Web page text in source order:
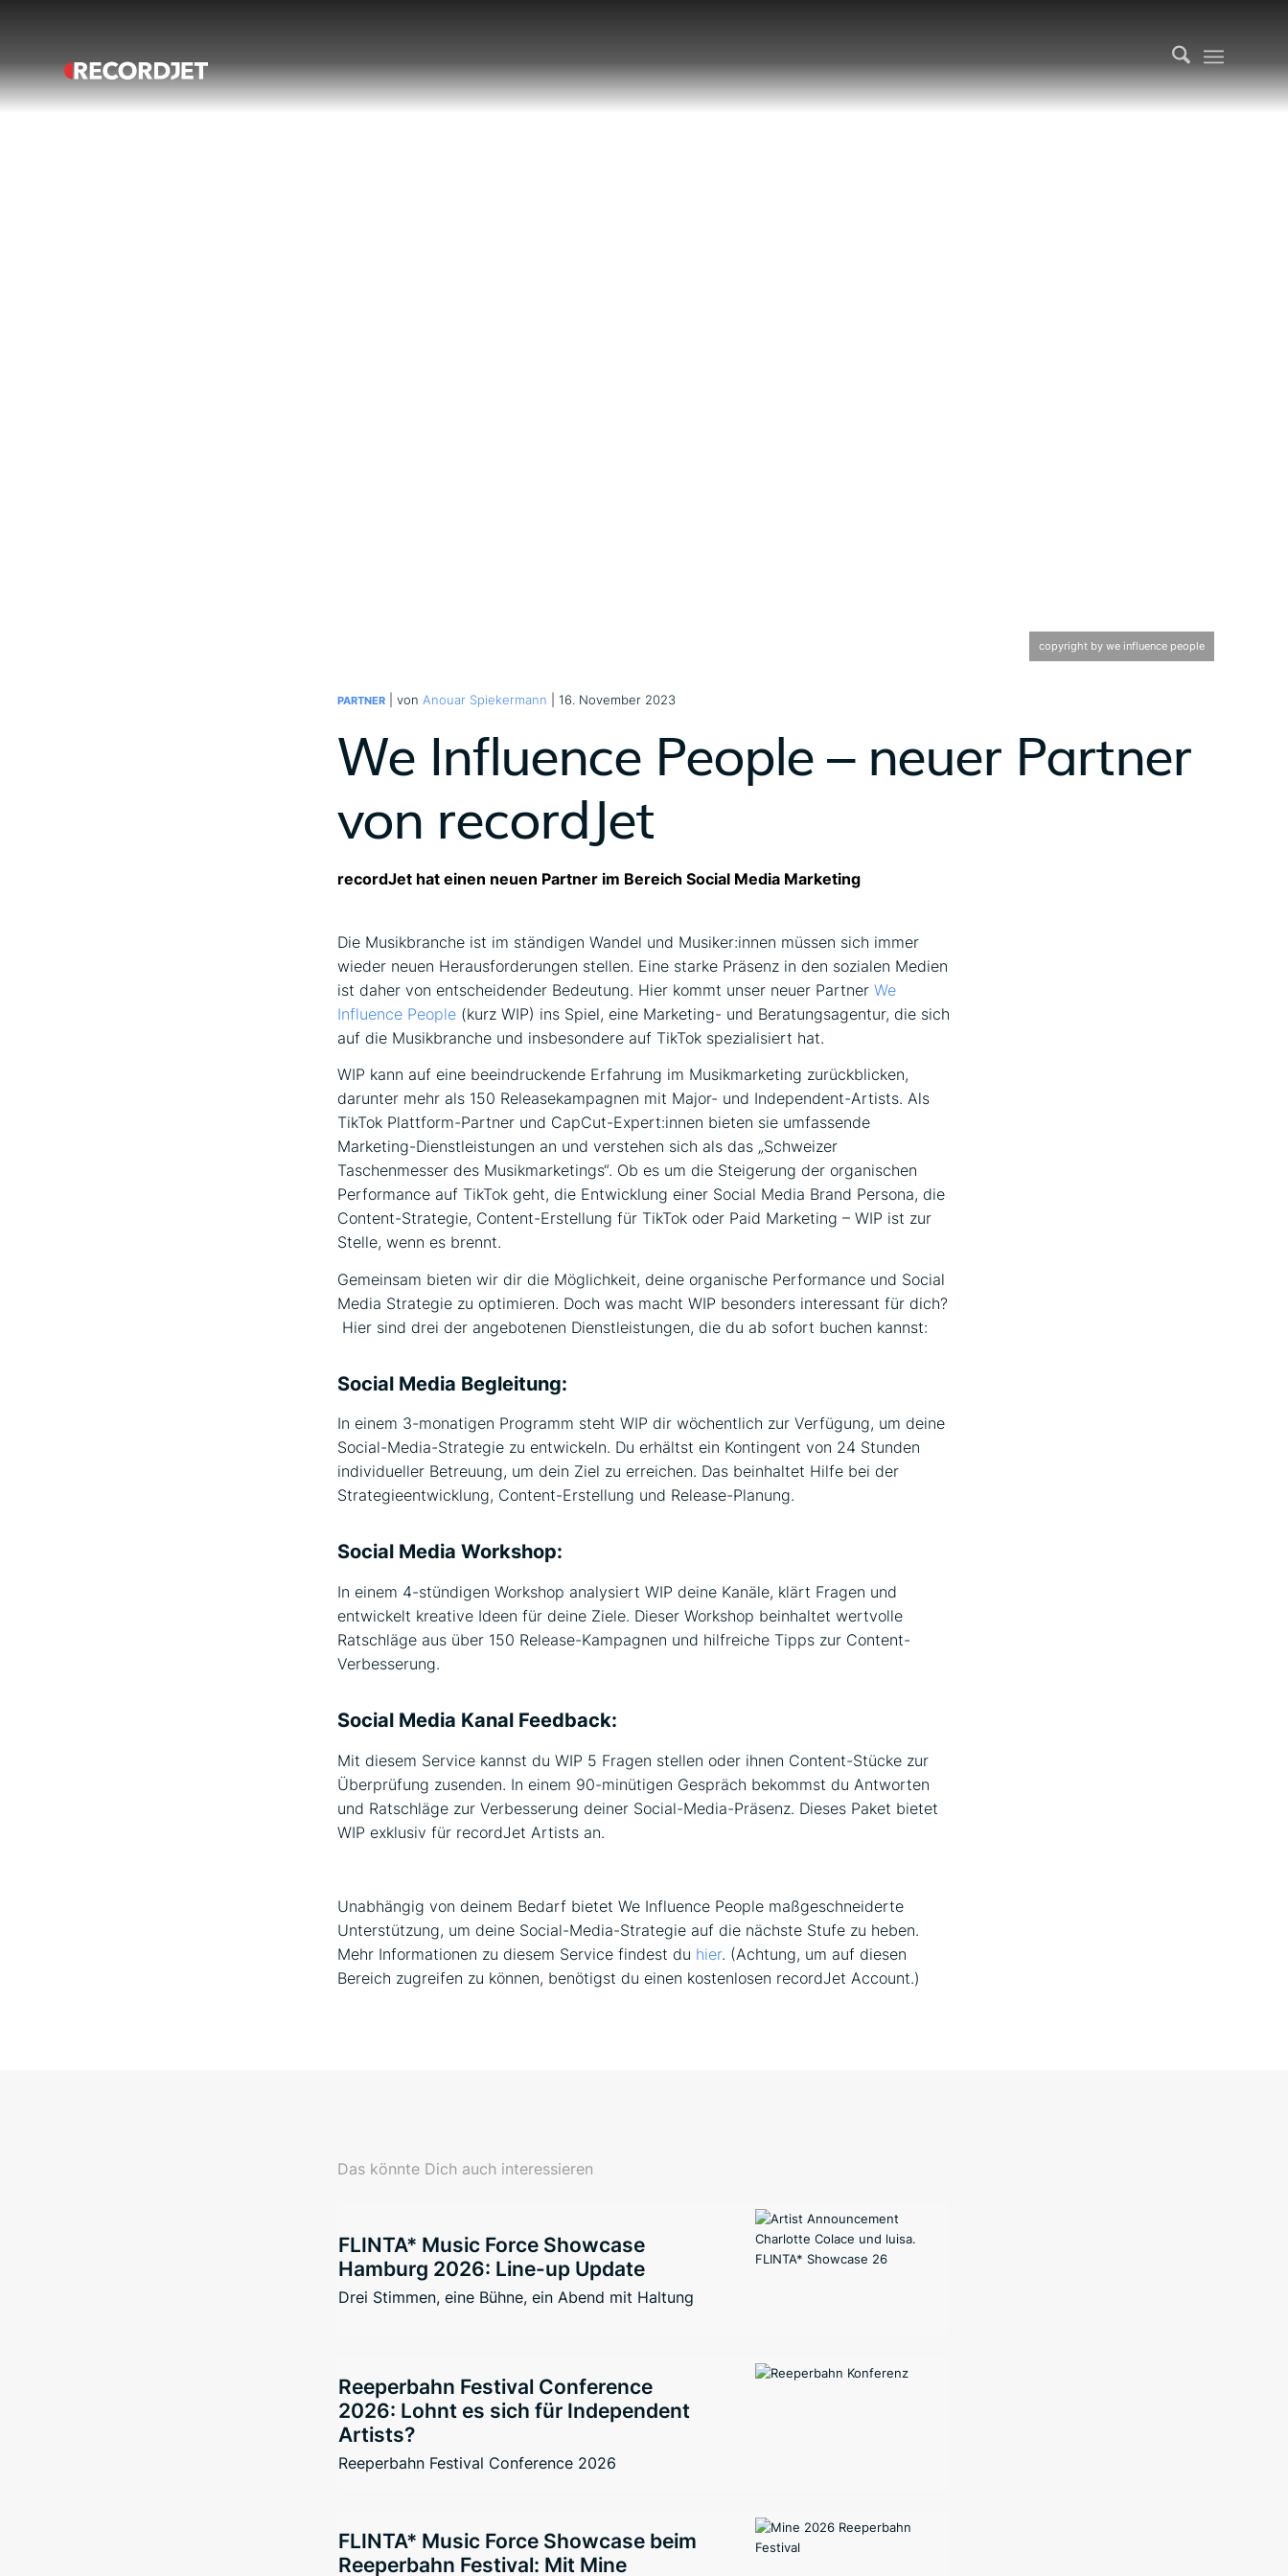
copyright by we influence people
PARTNER | von Anouar Spiekermann | 16. November 2023
We Influence People – neuer Partner
von recordJet
recordJet hat einen neuen Partner im Bereich Social Media Marketing
Die Musikbranche ist im ständigen Wandel und Musiker:innen müssen sich immer
wieder neuen Herausforderungen stellen. Eine starke Präsenz in den sozialen Medien
ist daher von entscheidender Bedeutung. Hier kommt unser neuer Partner We
Influence People (kurz WIP) ins Spiel, eine Marketing- und Beratungsagentur, die sich
auf die Musikbranche und insbesondere auf TikTok spezialisiert hat.
WIP kann auf eine beeindruckende Erfahrung im Musikmarketing zurückblicken,
darunter mehr als 150 Releasekampagnen mit Major- und Independent-Artists. Als
TikTok Plattform-Partner und CapCut-Expert:innen bieten sie umfassende
Marketing-Dienstleistungen an und verstehen sich als das „Schweizer
Taschenmesser des Musikmarketings“. Ob es um die Steigerung der organischen
Performance auf TikTok geht, die Entwicklung einer Social Media Brand Persona, die
Content-Strategie, Content-Erstellung für TikTok oder Paid Marketing – WIP ist zur
Stelle, wenn es brennt.
Gemeinsam bieten wir dir die Möglichkeit, deine organische Performance und Social
Media Strategie zu optimieren. Doch was macht WIP besonders interessant für dich?
Hier sind drei der angebotenen Dienstleistungen, die du ab sofort buchen kannst:
Social Media Begleitung:
In einem 3-monatigen Programm steht WIP dir wöchentlich zur Verfügung, um deine
Social-Media-Strategie zu entwickeln. Du erhältst ein Kontingent von 24 Stunden
individueller Betreuung, um dein Ziel zu erreichen. Das beinhaltet Hilfe bei der
Strategieentwicklung, Content-Erstellung und Release-Planung.
Social Media Workshop:
In einem 4-stündigen Workshop analysiert WIP deine Kanäle, klärt Fragen und
entwickelt kreative Ideen für deine Ziele. Dieser Workshop beinhaltet wertvolle
Ratschläge aus über 150 Release-Kampagnen und hilfreiche Tipps zur Content-
Verbesserung.
Social Media Kanal Feedback:
Mit diesem Service kannst du WIP 5 Fragen stellen oder ihnen Content-Stücke zur
Überprüfung zusenden. In einem 90-minütigen Gespräch bekommst du Antworten
und Ratschläge zur Verbesserung deiner Social-Media-Präsenz. Dieses Paket bietet
WIP exklusiv für recordJet Artists an.
Unabhängig von deinem Bedarf bietet We Influence People maßgeschneiderte
Unterstützung, um deine Social-Media-Strategie auf die nächste Stufe zu heben.
Mehr Informationen zu diesem Service findest du hier. (Achtung, um auf diesen
Bereich zugreifen zu können, benötigst du einen kostenlosen recordJet Account.)
Das könnte Dich auch interessieren
FLINTA* Music Force Showcase
Hamburg 2026: Line-up Update
Drei Stimmen, eine Bühne, ein Abend mit Haltung
Reeperbahn Festival Conference
2026: Lohnt es sich für Independent
Artists?
Reeperbahn Festival Conference 2026
FLINTA* Music Force Showcase beim
Reeperbahn Festival: Mit Mine